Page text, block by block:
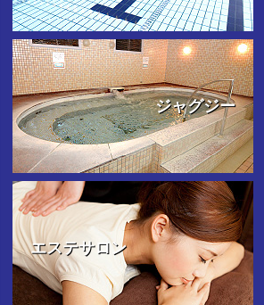
ジャグジー
エステサロン